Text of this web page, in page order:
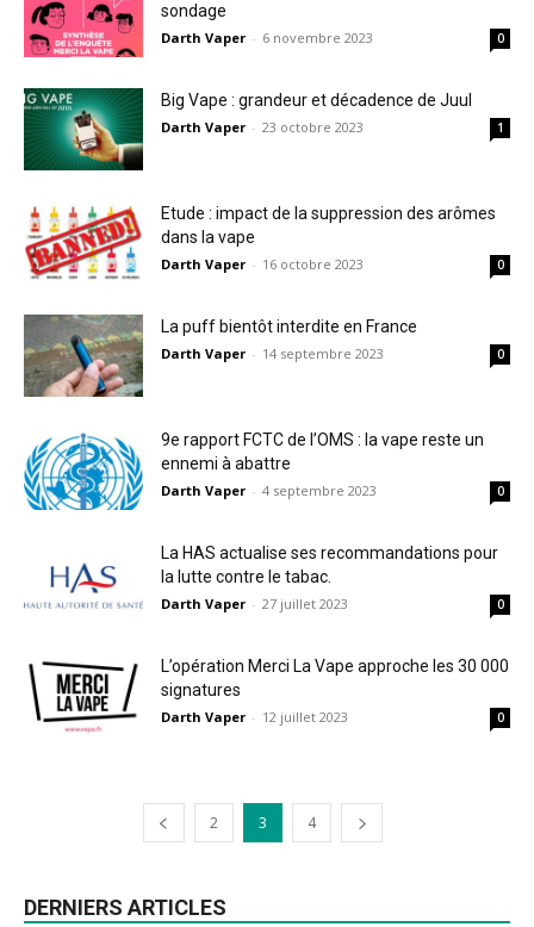
sondage
Darth Vaper - 6 novembre 2023 0
Big Vape : grandeur et décadence de Juul
Darth Vaper - 23 octobre 2023 1
Etude : impact de la suppression des arômes
dans la vape
Darth Vaper - 16 octobre 2023 0
La puff bientôt interdite en France
Darth Vaper - 14 septembre 2023 0
9e rapport FCTC de l’OMS : la vape reste un
ennemi à abattre
Darth Vaper - 4 septembre 2023 0
La HAS actualise ses recommandations pour
la lutte contre le tabac.
Darth Vaper - 27 juillet 2023 0
L’opération Merci La Vape approche les 30 000
signatures
Darth Vaper - 12 juillet 2023 0
2 3 4
DERNIERS ARTICLES